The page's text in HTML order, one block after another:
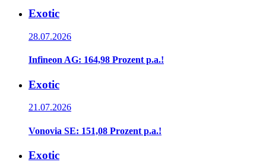
Exotic
28.07.2026
Infineon AG: 164,98 Prozent p.a.!
Exotic
21.07.2026
Vonovia SE: 151,08 Prozent p.a.!
Exotic